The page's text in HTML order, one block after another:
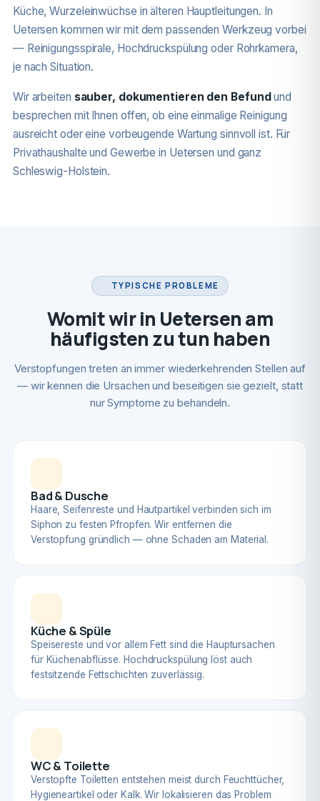
Küche, Wurzeleinwüchse in älteren Hauptleitungen. In
Uetersen kommen wir mit dem passenden Werkzeug vorbei
— Reinigungsspirale, Hochdruckspülung oder Rohrkamera,
je nach Situation.
Wir arbeiten sauber, dokumentieren den Befundund
besprechen mit Ihnen offen, ob eine einmalige Reinigung
ausreicht oder eine vorbeugende Wartung sinnvoll ist. Für
Privathaushalte und Gewerbe in Uetersen und ganz
Schleswig-Holstein.
TYPISCHE PROBLEME
Womit wir in Uetersen am
häufigsten zu tun haben
Verstopfungen treten an immer wiederkehrenden Stellen auf
— wir kennen die Ursachen und beseitigen sie gezielt, statt
nur Symptome zu behandeln.
Bad & Dusche
Haare, Seifenreste und Hautpartikel verbinden sich im
Siphon zu festen Pfropfen. Wir entfernen die
Verstopfung gründlich — ohne Schaden am Material.
Küche & Spüle
Speisereste und vor allem Fett sind die Hauptursachen
für Küchenabflüsse. Hochdruckspülung löst auch
festsitzende Fettschichten zuverlässig.
WC & Toilette
Verstopfte Toiletten entstehen meist durch Feuchttücher,
Hygieneartikel oder Kalk. Wir lokalisieren das Problem